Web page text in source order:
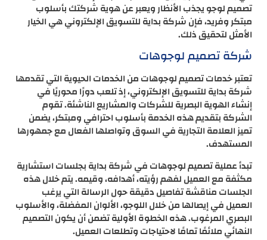
تصميم لوجو يجذب الأنظار ويعبر عن هوية شركتك بأسلوب
مبتكر وفريد، فإن شركة بداية للتسويق الإلكتروني هي الخيار
الأمثل لتحقيق ذلك.
شركة تصميم لوجوهات
تعتبر خدمات تصميم لوجوهات من الخدمات الحيوية التي تقدمها
شركة بداية للتسويق الإلكتروني، إذ تلعب دورًا محوريًا في
إنشاء الهوية البصرية للشركات والمشاريع الناشئة. تقوم
الشركة بتقديم هذه الخدمة بأسلوب احترافي ومبتكر، يضمن
تميز العلامة التجارية في السوق وتواصلها الفعال مع جمهورها
المستهدف.
تبدأ عملية تصميم لوجوهات في شركة بداية بجلسات استشارية
مكثفة مع العميل لفهم رؤيته، أهدافه، وقيمه. يتم خلال هذه
الجلسات مناقشة تفاصيل دقيقة حول الرسالة التي يرغب
العميل في إيصالها من خلال اللوجو، الألوان المفضلة، والأسلوب
البصري المرغوب. هذه الخطوة الأولية تضمن أن يكون التصميم
النهائي ملائمًا تمامًا لاحتياجات وتطلعات العميل.